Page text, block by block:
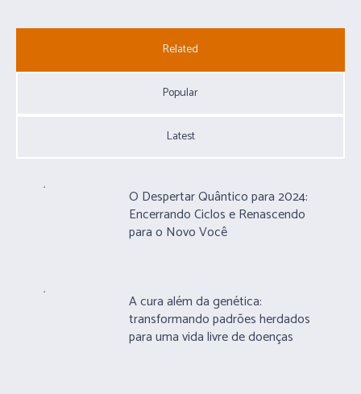
Related
Popular
Latest
O Despertar Quântico para 2024:
Encerrando Ciclos e Renascendo
para o Novo Você
A cura além da genética:
transformando padrões herdados
para uma vida livre de doenças